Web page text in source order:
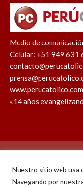
Nuestro sitio web usa
Navegando por
Medio de
Celular: +51 949 631
www.perucatolico.com
«14 años